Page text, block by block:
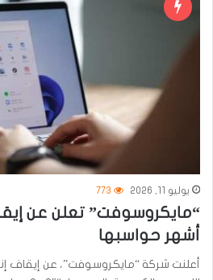
يوليو 11, 2026 773
“مايكروسوفت” تعلن عن
أشهر حواسبها